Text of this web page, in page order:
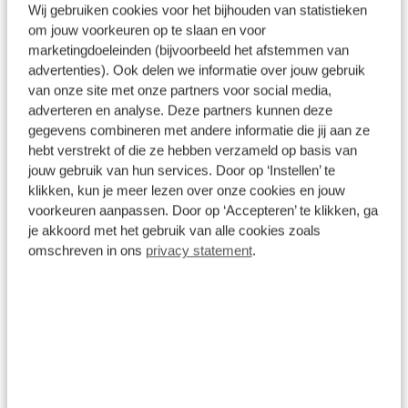
Wij gebruiken cookies voor het bijhouden van statistieken
om jouw voorkeuren op te slaan en voor
marketingdoeleinden (bijvoorbeeld het afstemmen van
advertenties). Ook delen we informatie over jouw gebruik
van onze site met onze partners voor social media,
adverteren en analyse. Deze partners kunnen deze
gegevens combineren met andere informatie die jij aan ze
hebt verstrekt of die ze hebben verzameld op basis van
jouw gebruik van hun services. Door op ‘Instellen’ te
klikken, kun je meer lezen over onze cookies en jouw
voorkeuren aanpassen. Door op ‘Accepteren’ te klikken, ga
je akkoord met het gebruik van alle cookies zoals
omschreven in ons privacy statement.
motor stuurt u deze auto vlot door het verkeer
heen. Het panoramadak zorgt voor zicht, licht en
een enorm ruimtelijk gevoel. Bij de zeer complete
uitrusting van deze auto behoren ook 15 inch
lichtmetalen velgen, LED-dagrijverlichting, in delen
neerklapbare achterbank en snelheidsafhankelijke
stuurbekrachtiging. Een gevisualiseerd overzicht
van alle belangrijke functies wordt geleverd door
het digitale dashboard. Het spreekt voor zich dat
een auto als deze ook van automatische
airconditioning is voorzien. Op het stuur bevinden
zich ook de schakelaars waarmee u de audio
Lees de omschrijving
Afleverpakketten
Basis
Inbegrepen
Dit pakket is standaard inbegrepen. We vinden het
logisch dat u op kwaliteit kunt rekenen en we laten
u graag weten wat u kunt verwachten.